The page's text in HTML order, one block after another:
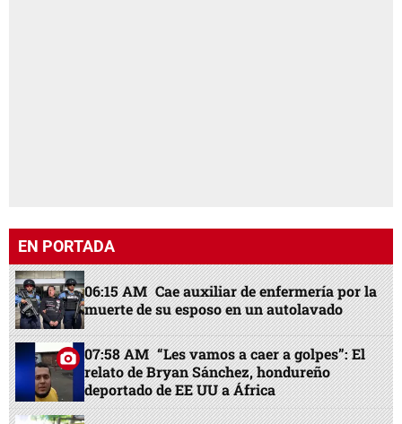
EN PORTADA
06:15 AM Cae auxiliar de enfermería por la
muerte de su esposo en un autolavado
07:58 AM “Les vamos a caer a golpes”: El
relato de Bryan Sánchez, hondureño
deportado de EE UU a África